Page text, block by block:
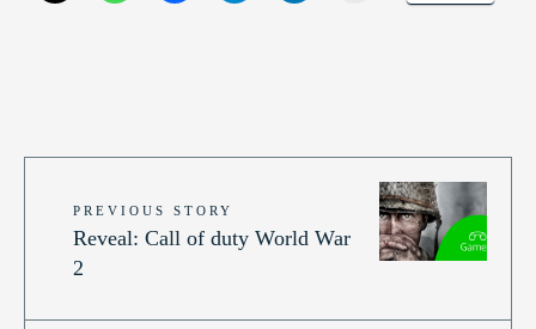
PREVIOUS STORY
Reveal: Call of duty World War
2